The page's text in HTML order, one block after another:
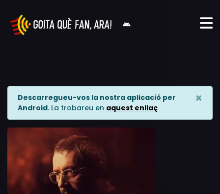
Descarregueu-vos la nostra aplicació per
Android. La trobareu en aquest enllaç
×